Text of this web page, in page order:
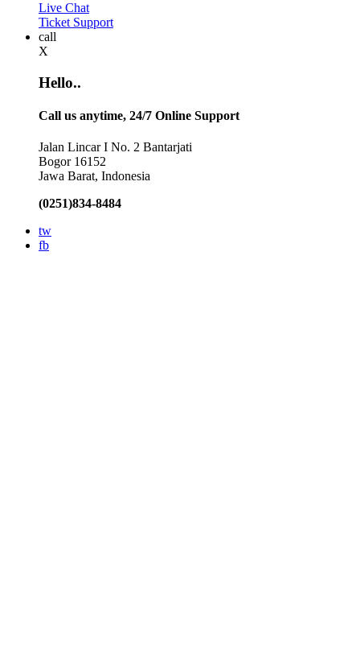
Live Chat
Ticket Support
call
X
Hello..
Call us anytime, 24/7 Online Support
Jalan Lincar I No. 2 Bantarjati
Bogor 16152
Jawa Barat, Indonesia
(0251)834-8484
tw
fb